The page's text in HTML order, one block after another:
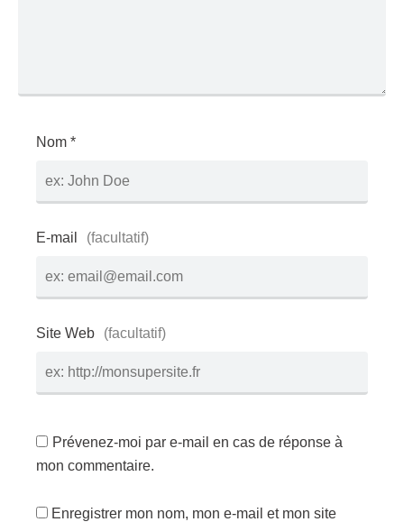
Nom *
E-mail
Site Web
Enregistrer mon nom, mon e-mail et mon site
Prévenez-moi par e-mail en cas de réponse à
mon commentaire.